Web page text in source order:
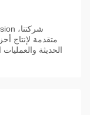
متقدمة لإنتاج
الحديثة